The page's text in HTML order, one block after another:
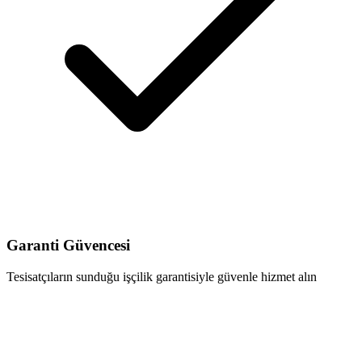
Garanti Güvencesi
Tesisatçıların sunduğu işçilik garantisiyle güvenle hizmet alın